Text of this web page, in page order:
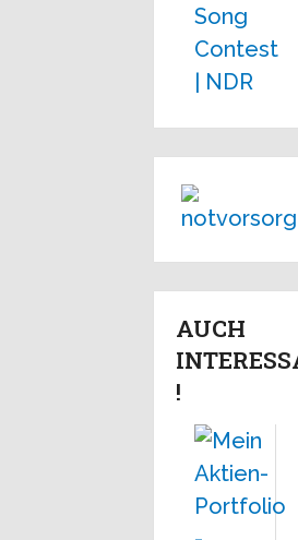
Song
Contest
| NDR
AUCH
!